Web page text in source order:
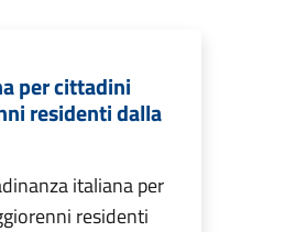
per cittadini
residenti dalla
italiana per
residenti